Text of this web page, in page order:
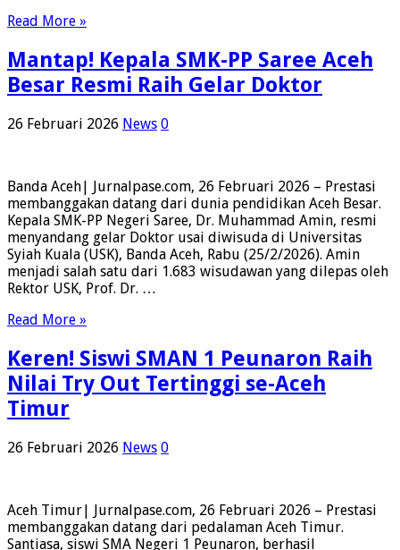
Read More »
Mantap! Kepala SMK-PP Saree Aceh
Besar Resmi Raih Gelar Doktor
26 Februari 2026 News 0
Banda Aceh| Jurnalpase.com, 26 Februari 2026 – Prestasi
membanggakan datang dari dunia pendidikan Aceh Besar.
Kepala SMK-PP Negeri Saree, Dr. Muhammad Amin, resmi
menyandang gelar Doktor usai diwisuda di Universitas
Syiah Kuala (USK), Banda Aceh, Rabu (25/2/2026). Amin
menjadi salah satu dari 1.683 wisudawan yang dilepas oleh
Rektor USK, Prof. Dr. …
Read More »
Keren! Siswi SMAN 1 Peunaron Raih
Nilai Try Out Tertinggi se-Aceh
Timur
26 Februari 2026 News 0
Aceh Timur| Jurnalpase.com, 26 Februari 2026 – Prestasi
membanggakan datang dari pedalaman Aceh Timur.
Santiasa, siswi SMA Negeri 1 Peunaron, berhasil